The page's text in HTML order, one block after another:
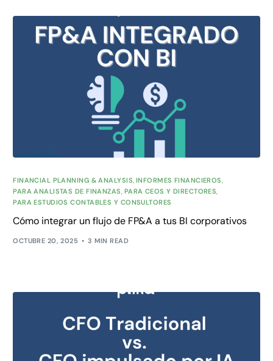
FINANCIAL PLANNING & ANALYSIS INFORMES FINANCIEROS
PARA ANALISTAS DE FINANZAS PARA CEOS Y DIRECTORES
PARA ESTUDIOS CONTABLES Y CONSULTORES
Cómo integrar un flujo de FP&A a tus BI corporativos
OCTUBRE 20, 2025 3 MIN READ